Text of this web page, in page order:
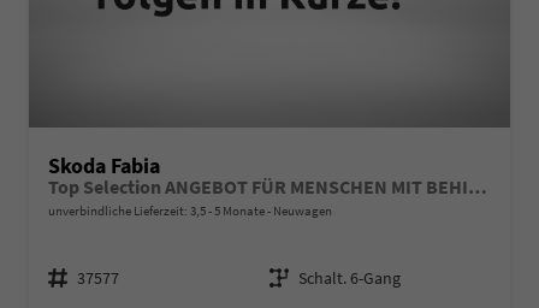
Skoda Fabia
Top Selection ANGEBOT FÜR MENSCHEN MIT BEHINDERUNG AB 50%! 1.0 TSI 116PS, 15" Alu, Climatronic, SunSet, Multifunktions-Lederlenkrad beheizt, Infotainment 8", Smart Link, LED-Scheinwerfer, Nebelscheinwerfer, Parksensoren hinten, Sitzheizung, Tempomat, Fußmatten
unverbindliche Lieferzeit: 3,5 - 5 Monate Neuwagen
Fahrzeugnr.
37577
Getriebe
Schalt. 6-Gang